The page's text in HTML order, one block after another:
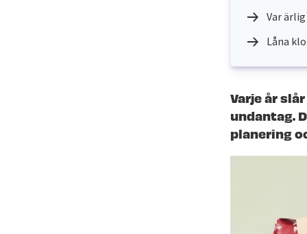
Var
Låna
Varje år
undantag.
planering